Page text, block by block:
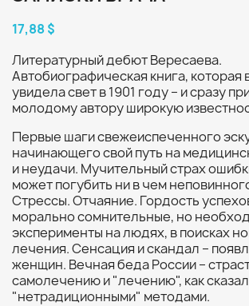
17,88 $
Литературный дебют Вересаева.
Автобиографическая книга, которая
увидела свет в 1901 году – и сразу
молодому автору широкую
Первые шаги свежеиспеченного
начинающего свой путь на
и неудачи. Мучительный страх
может погубить ни в чем
Стрессы. Отчаяние. Гордость
морально сомнительные, но
эксперименты на людях, в поисках
лечения. Сенсация и скандал –
женщин. Вечная беда России –
самолечению и "лечению", как
"нетрадиционными" методами.